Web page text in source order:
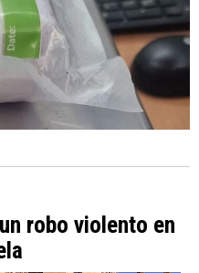
robo violento en